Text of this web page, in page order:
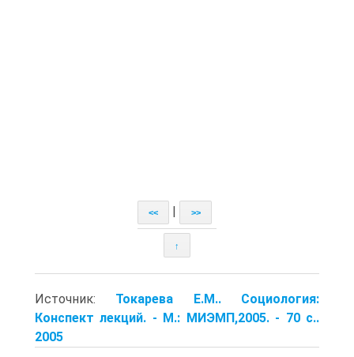
<< >>
↑
Источник: Токарева Е.М.. Социология:
Конспект лекций. - М.: МИЭМП,2005. - 70 с..
2005